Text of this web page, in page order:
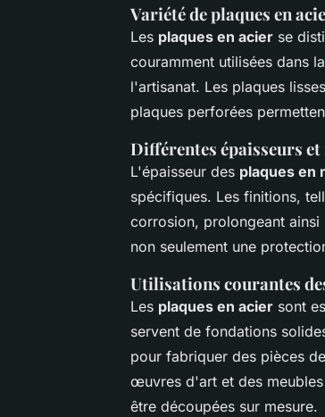
Variété de plaques en
Les plaques en acier se
couramment utilisées dans
l'artisanat. Les plaques
plaques perforées
Différentes épaisseurs
L'épaisseur des plaques en
spécifiques. Les finitions,
corrosion, prolongeant
non seulement une
Utilisations courantes
Les plaques en acier sont
servent de fondations
pour fabriquer des pièces
œuvres d'art et des
être découpées sur mesure.